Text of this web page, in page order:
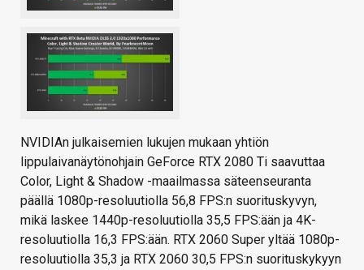
NVIDIAn julkaisemien lukujen mukaan yhtiön
lippulaivanäytönohjain GeForce RTX 2080 Ti saavuttaa
Color, Light & Shadow -maailmassa säteenseuranta
päällä 1080p-resoluutiolla 56,8 FPS:n suorituskyvyn,
mikä laskee 1440p-resoluutiolla 35,5 FPS:ään ja 4K-
resoluutiolla 16,3 FPS:ään. RTX 2060 Super yltää 1080p-
resoluutiolla 35,3 ja RTX 2060 30,5 FPS:n suorituskykyyn